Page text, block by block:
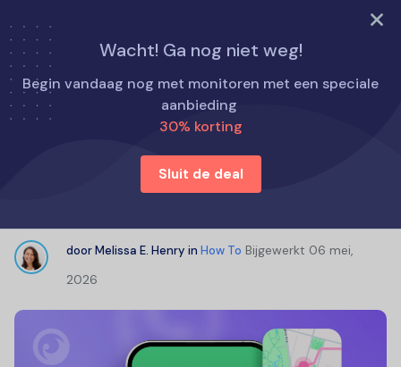
PROBEER NU
Wacht! Ga nog niet weg!
Begin vandaag nog met monitoren met een speciale
aanbieding
30% korting
Sluit de deal
Home
Hoe te
Hoe iemand volgen op WhatsApp: 5 beste locatietrackers
Hoe iemand volgen op WhatsApp: 5
beste locatietrackers
doorMelissa E. Henry in How To Bijgewerkt 06 mei,
2026